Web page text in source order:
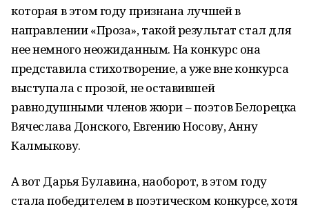
которая в этом году признана лучшей в
направлении «Проза», такой результат стал для
нее немного неожиданным. На конкурс она
представила стихотворение, а уже вне конкурса
выступала с прозой, не оставившей
равнодушными членов жюри – поэтов Белорецка
Вячеслава Донского, Евгению Носову, Анну
Калмыкову.
А вот Дарья Булавина, наоборот, в этом году
стала победителем в поэтическом конкурсе, хотя